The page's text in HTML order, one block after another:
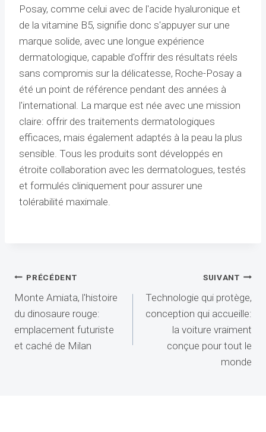
Posay, comme celui avec de l'acide hyaluronique et
de la vitamine B5, signifie donc s'appuyer sur une
marque solide, avec une longue expérience
dermatologique, capable d'offrir des résultats réels
sans compromis sur la délicatesse, Roche-Posay a
été un point de référence pendant des années à
l'international. La marque est née avec une mission
claire: offrir des traitements dermatologiques
efficaces, mais également adaptés à la peau la plus
sensible. Tous les produits sont développés en
étroite collaboration avec les dermatologues, testés
et formulés cliniquement pour assurer une
tolérabilité maximale.
Navigation
de
l’article
PRÉCÉDENT
Monte Amiata, l'histoire
du dinosaure rouge:
emplacement futuriste
et caché de Milan
SUIVANT
Technologie qui protège,
conception qui accueille:
la voiture vraiment
conçue pour tout le
monde